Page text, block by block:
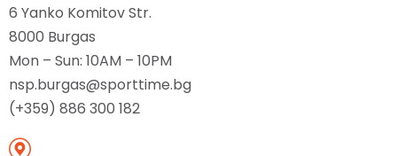
6 Yanko Komitov Str.
8000 Burgas
Mon – Sun: 10AM – 10PM
nsp.burgas@sporttime.bg
(+359) 886 300 182